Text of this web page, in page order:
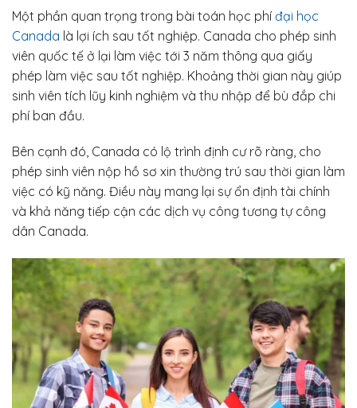
Một phần quan trọng trong bài toán học phí đại học
Canada là lợi ích sau tốt nghiệp. Canada cho phép sinh
viên quốc tế ở lại làm việc tới 3 năm thông qua giấy
phép làm việc sau tốt nghiệp. Khoảng thời gian này giúp
sinh viên tích lũy kinh nghiệm và thu nhập để bù đắp chi
phí ban đầu.
Bên cạnh đó, Canada có lộ trình định cư rõ ràng, cho
phép sinh viên nộp hồ sơ xin thường trú sau thời gian làm
việc có kỹ năng. Điều này mang lại sự ổn định tài chính
và khả năng tiếp cận các dịch vụ công tương tự công
dân Canada.